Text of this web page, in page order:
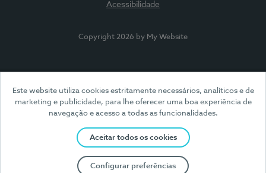
Este website utiliza cookies estritamente necessários, analíticos e de
marketing e publicidade, para lhe oferecer uma boa experiência de
navegação e acesso a todas as funcionalidades.
Aceitar todos os cookies
Configurar preferências
Acessibilidade
Copyright 2026 by My Website